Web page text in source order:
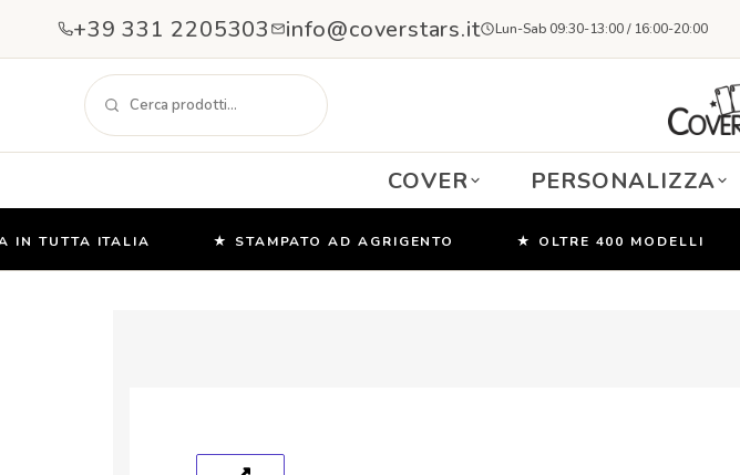
+39 331 2205303 info@coverstars.it Lun-Sab 09:30-13:00 / 16:00-20:00
COVER PERSONALIZZA
ITALIA ★ STAMPATO AD AGRIGENTO ★ OLTRE 400 MODELLI
Salta